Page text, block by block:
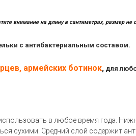
внимание на длину в сантиметрах, размер не
с антибактериальным составом.
армейских ботинок,для
в любое время года.
сухими. Средний слой содержит